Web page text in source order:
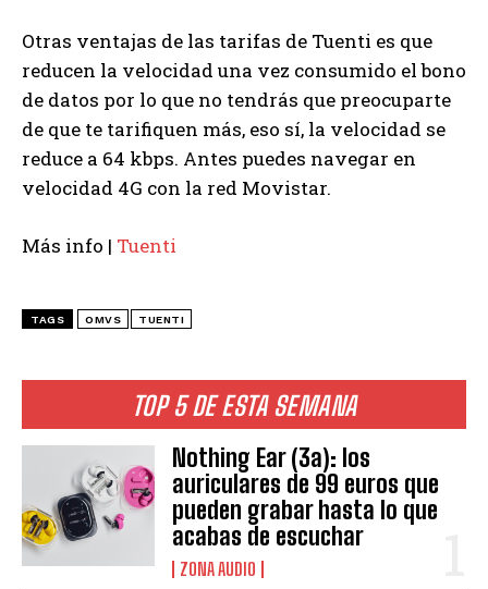
TOP 5 DE ESTA SEMANA
Nothing Ear (3a): los
auriculares de 99 euros que
pueden grabar hasta lo que
acabas de escuchar
ZONA AUDIO
Otras ventajas de las tarifas de Tuenti es que
reducen la velocidad una vez consumido el bono
de datos por lo que no tendrás que preocuparte
de que te tarifiquen más, eso sí, la velocidad se
reduce a 64 kbps. Antes puedes navegar en
velocidad 4G con la red Movistar.
Más info | Tuenti
TAGS OMVS TUENTI